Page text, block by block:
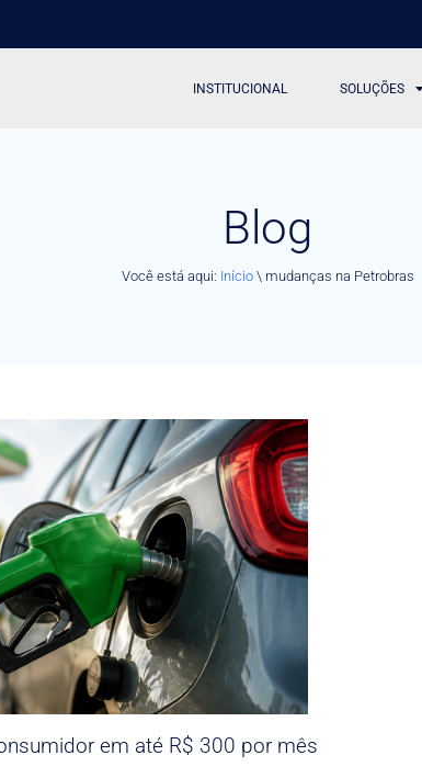
INSTITUCIONAL SOLUÇÕES
Blog
Você está aqui: Início\ mudanças na Petrobras
em até R$ 300 por mês